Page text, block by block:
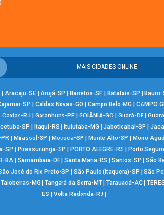
MAIS CIDADES ONLINE
| Aracaju-SE| Arujá-SP | Barretos-SP | Batatais-SP | Bauru-
SP | Caldas Novas-GO | Campo Belo-MG | CAMPO
Caxias-RJ | Garanhuns-PE | GOIÂNIA-GO | Guará-DF |
SP | Itaqui-RS | Ituiutaba-MG | Jaboticabal-SP |
| Mirassol-SP | Mococa-SP | Monte Alto-SP | Morro
SP | Pirassununga-SP | PORTO ALEGRE-RS | Porto
BA | Samambaia-DF | Santa Maria-RS | Santos-SP | São
José do Rio Preto-SP | São Paulo (Itaquera)-SP | São
Taiobeiras-MG | Tangará da Serra-MT| Tarauacá-AC|
ES | Volta Redonda-RJ |